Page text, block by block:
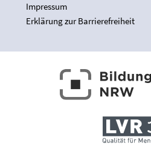
Impressum
Erklärung zur Barrierefreiheit